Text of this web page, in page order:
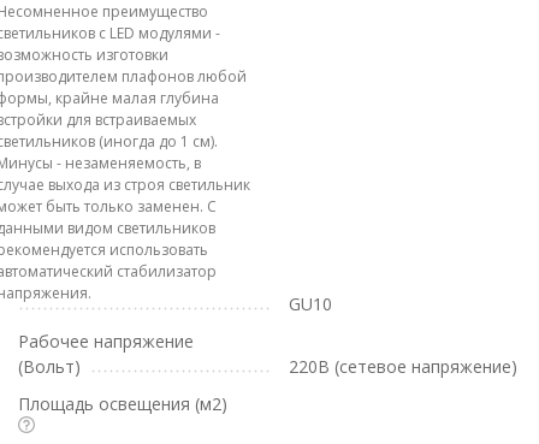
преимущество
с LED модулями -
изготовки
плафонов любой
крайне малая глубина
для встраиваемых
(иногда до 1 см).
- незаменяемость, в
выхода из строя светильник
быть только заменен. С
видом светильников
использовать
стабилизатор
GU10
Рабочее напряжение
(Вольт)
220В (сетевое напряжение)
Площадь освещения (м2)